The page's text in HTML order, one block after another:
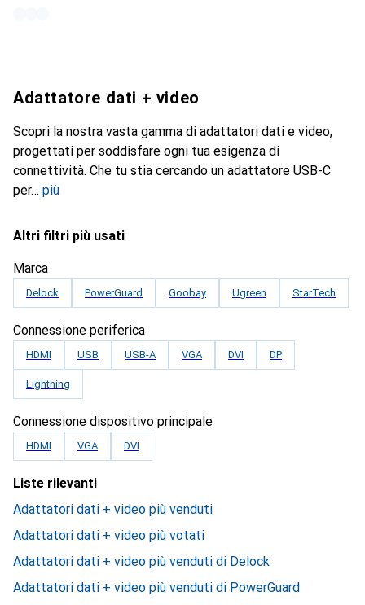
Adattatore dati + video
Scopri la nostra vasta gamma di adattatori dati e video,
progettati per soddisfare ogni tua esigenza di
connettività. Che tu stia cercando un adattatore USB-C
per
più
Altri filtri più usati
Marca
Delock PowerGuard Goobay Ugreen StarTech
Connessione periferica
HDMI USB USB-A VGA DVI DP
Lightning
Connessione dispositivo principale
HDMI VGA DVI
Liste rilevanti
Adattatori dati + video più venduti
Adattatori dati + video più votati
Adattatori dati + video più venduti di Delock
Adattatori dati + video più venduti di PowerGuard